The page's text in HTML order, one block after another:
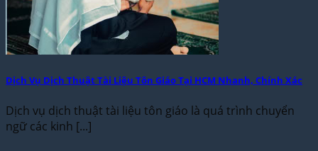
Dịch Vụ Dịch Thuật Tài Liệu Tôn Giáo Tại HCM Nhanh, Chính Xác
Dịch vụ dịch thuật tài liệu tôn giáo là quá trình chuyển
ngữ các kinh [...]